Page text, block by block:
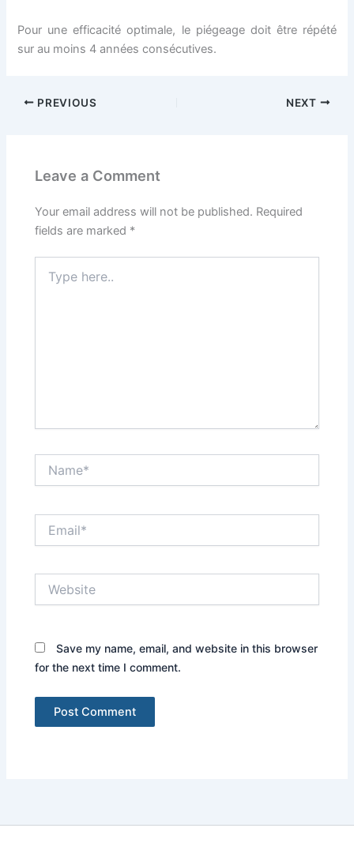
Pour une efficacité optimale, le piégeage doit être répété
sur au moins 4 années consécutives.
PREVIOUS NEXT
Leave a Comment
Your email address will not be published. Required
fields are marked *
here..
Save my name, email, and website in this browser
for the next time I comment.